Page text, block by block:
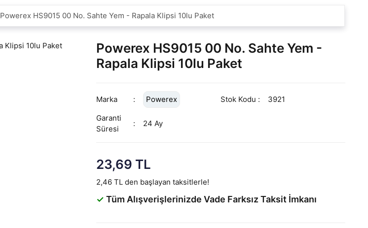
Powerex HS9015 00 No. Sahte Yem - Rapala Klipsi 10lu Paket
Powerex HS9015 00 No. Sahte Yem -
Rapala Klipsi 10lu Paket
Marka Powerex Stok Kodu
3921
Garanti
Süresi
24 Ay
23,69 TL
2,46 TL den başlayan taksitlerle!
✓ Tüm Alışverişlerinizde Vade Farksız Taksit İmkanı